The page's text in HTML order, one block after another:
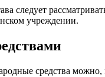
следует
учреждении.
средства